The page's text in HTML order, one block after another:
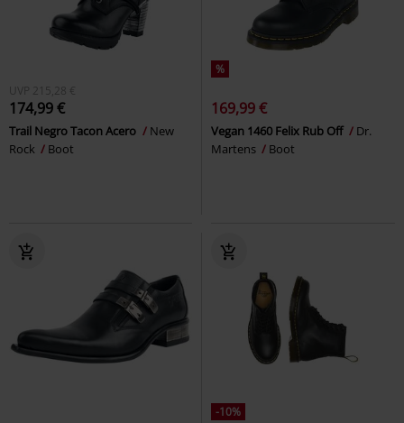
UVP 215,28 €
174,99 €
Trail Negro Tacon Acero
New
Rock
Boot
%
169,99 €
Vegan 1460 Felix Rub Off
Dr.
Martens
Boot
-10%